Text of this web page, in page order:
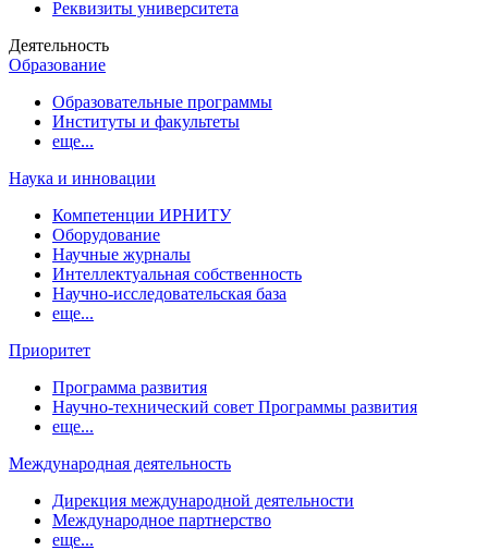
Реквизиты университета
Деятельность
Образование
Образовательные программы
Институты и факультеты
еще...
Наука и инновации
Компетенции ИРНИТУ
Оборудование
Научные журналы
Интеллектуальная собственность
Научно-исследовательская база
еще...
Приоритет
Программа развития
Научно-технический совет Программы развития
еще...
Международная деятельность
Дирекция международной деятельности
Международное партнерство
еще...